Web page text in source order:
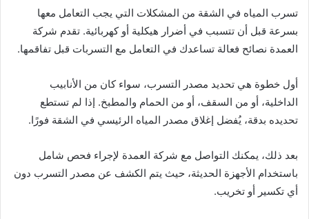
تسرب المياه في الشقة من المشكلات التي يجب التعامل معها
بسرعة قبل أن تتسبب في أضرار هيكلية أو كهربائية. تقدم شركة
العمدة نصائح فعالة تساعدك في التعامل مع التسربات قبل تفاقمها.
أول خطوة هي تحديد مصدر التسرب، سواء كان من الأنابيب
الداخلية، أو من السقف، أو من الحمام والمطبخ. إذا لم تستطع
تحديده بدقة، يُفضل إغلاق مصدر المياه الرئيسي في الشقة فورًا.
بعد ذلك، يمكنك التواصل مع شركة العمدة لإجراء فحص شامل
باستخدام الأجهزة الحديثة، حيث يتم الكشف عن مصدر التسرب دون
أي تكسير أو تخريب.